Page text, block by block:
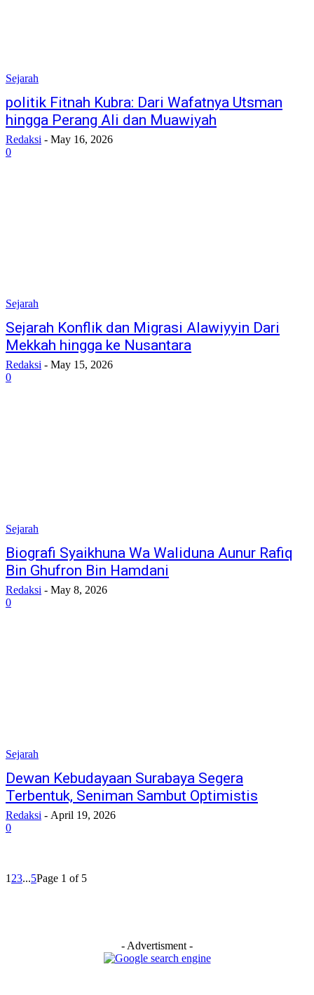
Sejarah
politik Fitnah Kubra: Dari Wafatnya Utsman
hingga Perang Ali dan Muawiyah
Redaksi - May 16, 2026
0
Sejarah
​Sejarah Konflik dan Migrasi Alawiyyin Dari
Mekkah hingga ke Nusantara
Redaksi - May 15, 2026
0
Sejarah
Biografi Syaikhuna Wa Waliduna Aunur Rafiq
Bin Ghufron Bin Hamdani
Redaksi - May 8, 2026
0
Sejarah
Dewan Kebudayaan Surabaya Segera
Terbentuk, Seniman Sambut Optimistis
Redaksi - April 19, 2026
0
1 23...5Page 1 of 5
- Advertisment -